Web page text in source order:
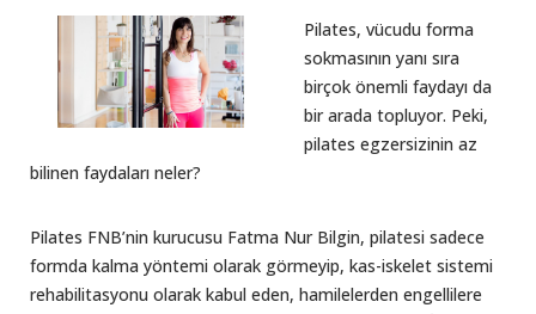
o
Pilates, vücudu forma
sokmasının yanı sıra
birçok önemli faydayı da
bir arada topluyor. Peki,
pilates egzersizinin az
bilinen faydaları neler?
Pilates FNB’nin kurucusu Fatma Nur Bilgin, pilatesi sadece
formda kalma yöntemi olarak görmeyip, kas-iskelet sistemi
rehabilitasyonu olarak kabul eden, hamilelerden engellilere